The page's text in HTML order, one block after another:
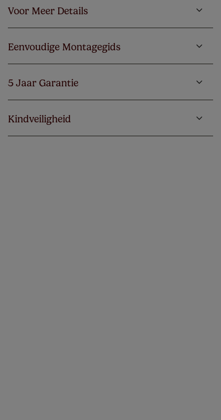
Voor Meer Details
Eenvoudige Montagegids
5 Jaar Garantie
Kindveiligheid